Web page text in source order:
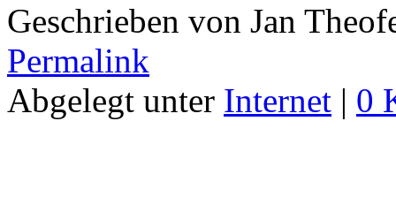
Geschrieben von Jan
Permalink
Abgelegt unter Internet | 0